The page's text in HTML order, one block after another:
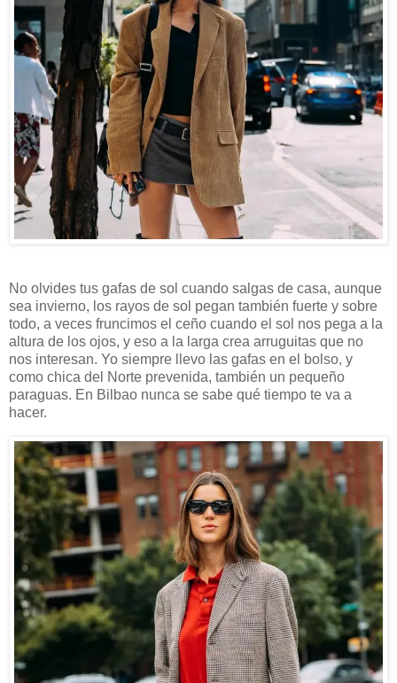
No olvides tus gafas de sol cuando salgas de casa, aunque
sea invierno, los rayos de sol pegan también fuerte y sobre
todo, a veces fruncimos el ceño cuando el sol nos pega a la
altura de los ojos, y eso a la larga crea arruguitas que no
nos interesan. Yo siempre llevo las gafas en el bolso, y
como chica del Norte prevenida, también un pequeño
paraguas. En Bilbao nunca se sabe qué tiempo te va a
hacer.